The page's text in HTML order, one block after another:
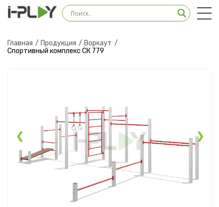
Главная Продукция
Воркаут
Спортивный комплекс СК 779
❮ ❯
Оставить заявку на
консультацию
Наш менеджер свяжется с вами в ближайшее